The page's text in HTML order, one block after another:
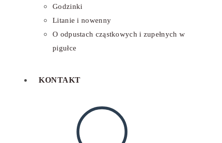
Godzinki
Litanie i nowenny
O odpustach cząstkowych i zupełnych w
pigułce
KONTAKT